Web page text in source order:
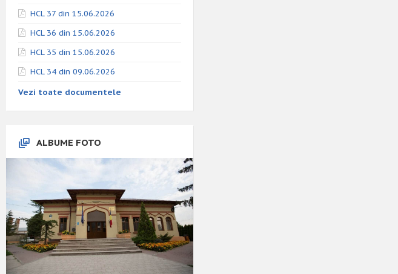
HCL 37 din 15.06.2026
HCL 36 din 15.06.2026
HCL 35 din 15.06.2026
HCL 34 din 09.06.2026
Vezi toate documentele
ALBUME FOTO